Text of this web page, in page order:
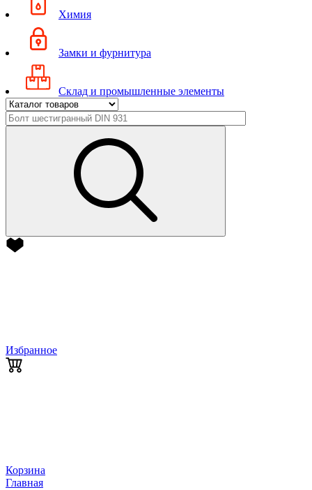
Химия
Замки и фурнитура
Склад и промышленные элементы
Избранное
Корзина
Главная